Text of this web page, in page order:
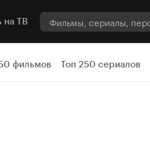
на ТВ
фильмов Топ 250 сериалов